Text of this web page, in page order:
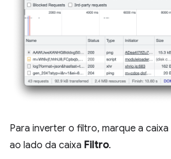
Para inverter o filtro, marque a
ao lado da caixa Filtro.